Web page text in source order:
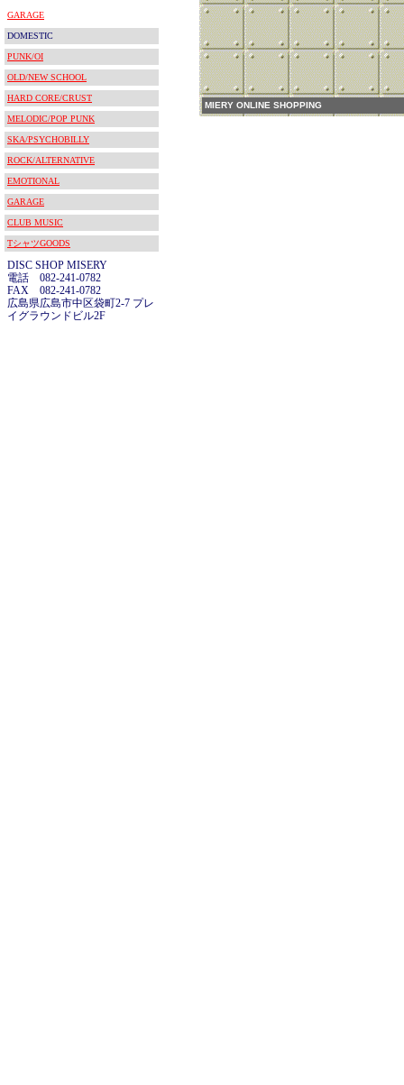
GARAGE
DOMESTIC
PUNK/OI
OLD/NEW SCHOOL
HARD CORE/CRUST
MELODIC/POP PUNK
SKA/PSYCHOBILLY
ROCK/ALTERNATIVE
EMOTIONAL
GARAGE
CLUB MUSIC
TシャツGOODS
DISC SHOP MISERY
電話 082-241-0782
FAX 082-241-0782
広島県広島市中区袋町2-7 プレ
イグラウンドビル2F
MIERY ONLINE SHOPPING